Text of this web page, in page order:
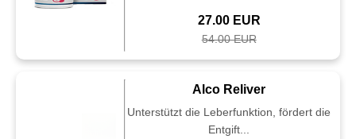
27.00 EUR
54.00 EUR
Alco Reliver
Unterstützt die Leberfunktion, fördert die
Entgift...